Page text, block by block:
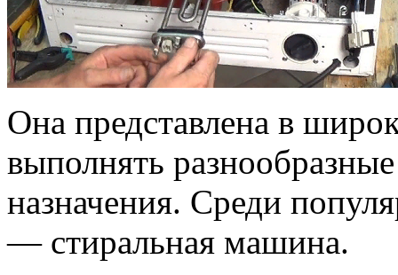
Она представлена в
выполнять
назначения. Среди
— стиральная машина.